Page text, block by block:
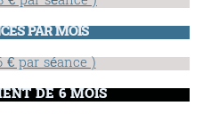
PAR MOIS
€ par séance )
DE 6 MOIS